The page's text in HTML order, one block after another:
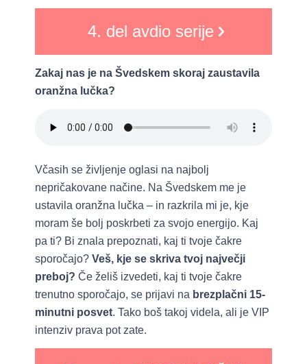
4. del avdio serije
Zakaj nas je na Švedskem skoraj zaustavila
oranžna lučka?
Včasih se življenje oglasi na najbolj
nepričakovane načine. Na Švedskem me je
ustavila oranžna lučka – in razkrila mi je, kje
moram še bolj poskrbeti za svojo energijo. Kaj
pa ti? Bi znala prepoznati, kaj ti tvoje čakre
sporočajo? Veš, kje se skriva tvoj največji
preboj? Če želiš izvedeti, kaj ti tvoje čakre
trenutno sporočajo, se prijavi na brezplačni 15-
minutni posvet. Tako boš takoj videla, ali je VIP
intenziv prava pot zate.